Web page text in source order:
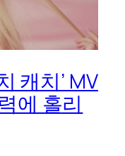
캐치’ MV
에 홀리